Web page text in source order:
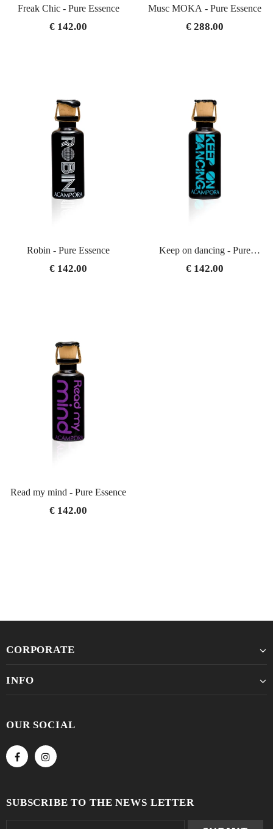
Freak Chic - Pure Essence
€ 142.00
Musc MOKA - Pure Essence
€ 288.00
Robin - Pure Essence
€ 142.00
Keep on dancing - Pure
Essence
€ 142.00
Read my mind - Pure Essence
€ 142.00
CORPORATE
INFO
OUR SOCIAL
SUBSCRIBE TO THE NEWS LETTER